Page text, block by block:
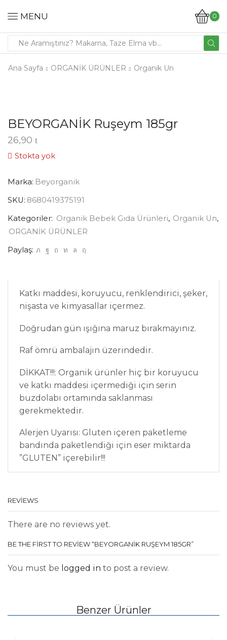
MENU 0
Ana Sayfa ORGANİK ÜRÜNLER Organik Un
BEYORGANİK Ruşeym 185gr
26,90
Stokta yok
Marka: Beyorganik
SKU: 8680419375191
Kategoriler: Organik Bebek Gıda Ürünleri, Organik Un,
ORGANİK ÜRÜNLER
Paylaş:
Katkı maddesi, koruyucu, renklendirici, şeker,
nişasta ve kimyasallar içermez.
Doğrudan gün ışığına maruz bırakmayınız.
Raf ömrü ambalajın üzerindedir.
DİKKAT!!!: Organik ürünler hiç bir koruyucu
ve katkı maddesi içermediği için serin
buzdolabı ortamında saklanması
gerekmektedir.
Alerjen Uyarısı: Gluten içeren paketleme
bandında paketlendiği için eser miktarda
”GLUTEN” içerebilir!!!
REVIEWS
There are no reviews yet.
BE THE FIRST TO REVIEW “BEYORGANİK RUŞEYM 185GR”
You must be logged in to post a review.
Benzer Ürünler